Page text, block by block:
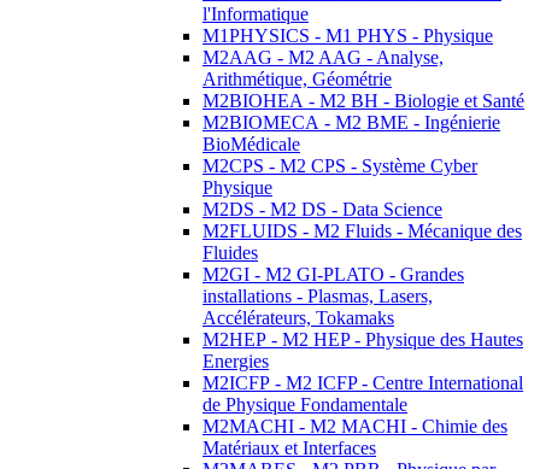
l'Informatique
M1PHYSICS - M1 PHYS - Physique
M2AAG - M2 AAG - Analyse,
Arithmétique, Géométrie
M2BIOHEA - M2 BH - Biologie et Santé
M2BIOMECA - M2 BME - Ingénierie
BioMédicale
M2CPS - M2 CPS - Système Cyber
Physique
M2DS - M2 DS - Data Science
M2FLUIDS - M2 Fluids - Mécanique des
Fluides
M2GI - M2 GI-PLATO - Grandes
installations - Plasmas, Lasers,
Accélérateurs, Tokamaks
M2HEP - M2 HEP - Physique des Hautes
Energies
M2ICFP - M2 ICFP - Centre International
de Physique Fondamentale
M2MACHI - M2 MACHI - Chimie des
Matériaux et Interfaces